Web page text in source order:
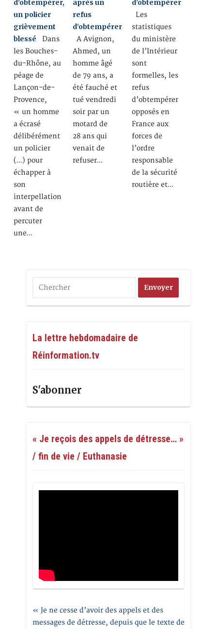
d’obtempérer,
un policier
grièvement
blessé Dans
les Bouches-
du-Rhône, au
péage de
Lançon-de-
Provence,
« un homme
a écrasé
délibérément
un policier
(…) pour
échapper à
son
interpellation
avant de
percuter
une…
après un
refus
d’obtempérer
A Avignon,
Ahmed, un
homme âgé
de 79 ans, a
été fauché et
tué vendredi
soir par un
motard de
28 ans qui
venait de
refuser…
d’obtempérer
Les
statistiques
du ministère
de l’Intérieur
sont
formelles, les
refus
d’obtempérer
opposés en
France aux
forces de
l’ordre
responsable
de la sécurité
routière et…
La lettre hebdomadaire de
Réinformation.tv
S'abonner
« Je reçois des appels de détresse… »
/ fin de vie / Euthanasie
« Je ne cesse d’avoir des appels et des
messages de détresse, depuis que le texte de